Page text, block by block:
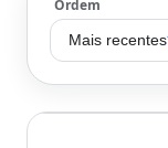
Ordem
Mais recentes